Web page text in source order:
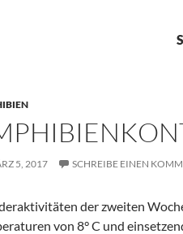
5, 2017 SCHREIBE EINEN
der zweiten
von 8° C und